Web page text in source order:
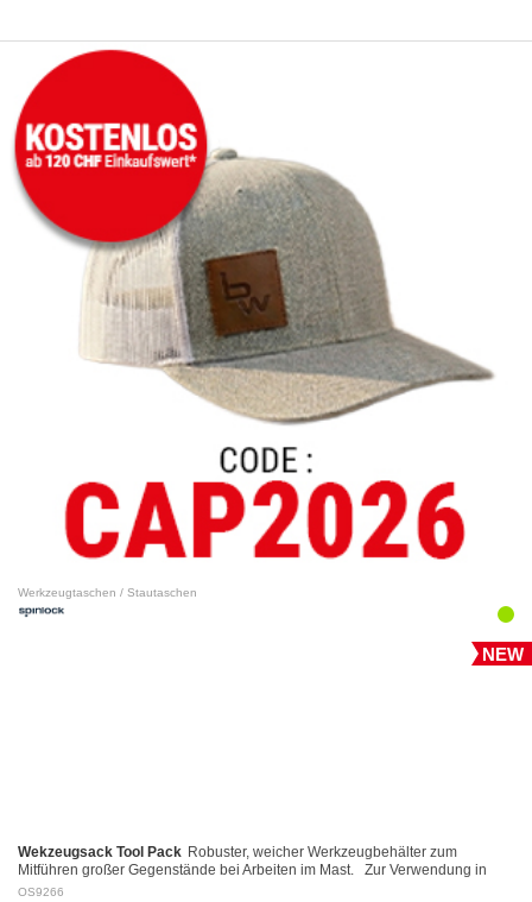
Werkzeugtaschen / Stautaschen
NEW
Wekzeugsack Tool Pack Robuster, weicher Werkzeugbehälter zum
Mitführen großer Gegenstände bei Arbeiten im Mast. Zur Verwendung in
Verbindung mit dem Spinlock Mast Pro.
OS9266